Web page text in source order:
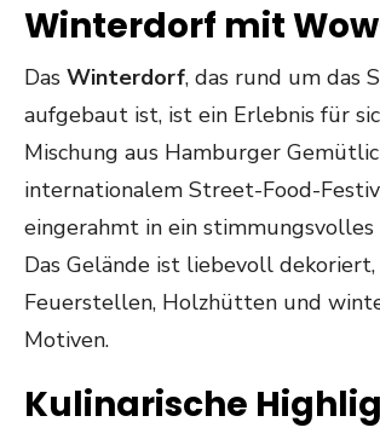
Winterdorf mit
Das Winterdorf, das rund um das
aufgebaut ist, ist ein Erlebnis für
Mischung aus Hamburger
internationalem Street-Food-
eingerahmt in ein
Das Gelände ist liebevoll
Feuerstellen, Holzhütten und
Motiven.
Kulinarische